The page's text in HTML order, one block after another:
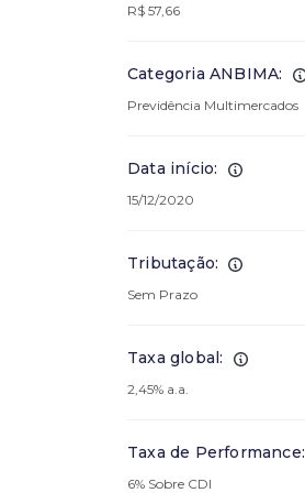
R$ 57,66
Categoria ANBIMA:
Previdência Multimercados
Data início:
15/12/2020
Tributação:
Sem Prazo
Taxa global:
2,45% a.a.
Taxa de Performance:
6% Sobre CDI